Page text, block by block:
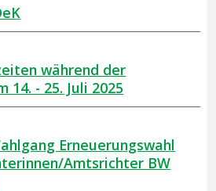
während der
14. - 25. Juli 2025
Erneuerungswahl
Amtsrichter BW